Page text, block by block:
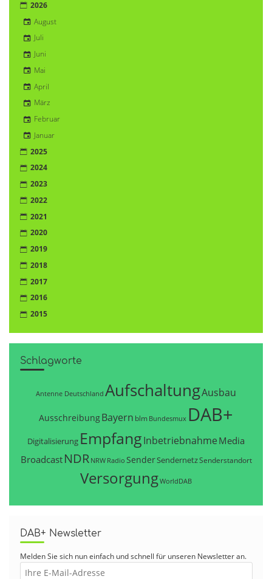
2026
August
Juli
Juni
Mai
April
März
Februar
Januar
2025
2024
2023
2022
2021
2020
2019
2018
2017
2016
2015
Schlagworte
Antenne Deutschland AufschaltungAusbau
AusschreibungBayern blm Bundesmux DAB+
Digitalisierung EmpfangInbetriebnahme Media
Broadcast NDR NRW Radio SenderSendernetzSenderstandort
VersorgungWorldDAB
DAB+ Newsletter
Melden Sie sich nun einfach und schnell für unseren Newsletter an.